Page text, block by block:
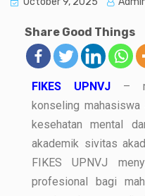
Share Good Things
FIKES UPNVJ –
konseling mahasiswa
kesehatan mental
akademik sivitas
FIKES UPNVJ
profesional bagi